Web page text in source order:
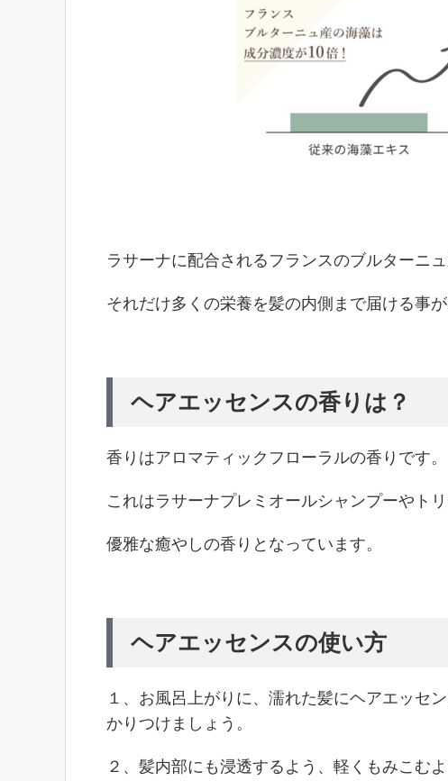
ラサーナに配合されるフランスのブルターニ
それだけ多くの栄養を髪の内側まで届ける事が
ヘアエッセンスの香りは？
香りはアロマティックフローラルの香りです。
これはラサーナプレミオールシャンプーやト
優雅な癒やしの香りとなっています。
ヘアエッセンスの使い方
１、お風呂上がりに、濡れた髪にヘアエッセ
かりつけましょう。
２、髪内部にも浸透するよう、軽くもみこむ